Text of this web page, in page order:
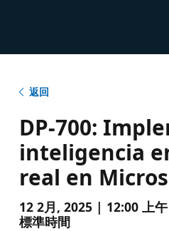
返回
DP-700:
inteligencia
real en
12 2月, 2025 | 12:00 上
標準時間